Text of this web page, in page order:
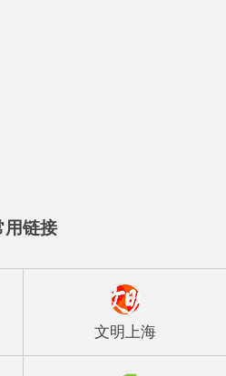
用链接
文明上海